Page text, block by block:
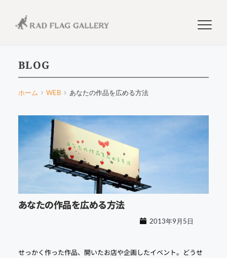
BLOG
ホーム WEB あなたの作品を広める方法
あなたの作品を広める方法
2013年9月5日
せっかく作った作品、開いたお店や企画したイベント。どうせ